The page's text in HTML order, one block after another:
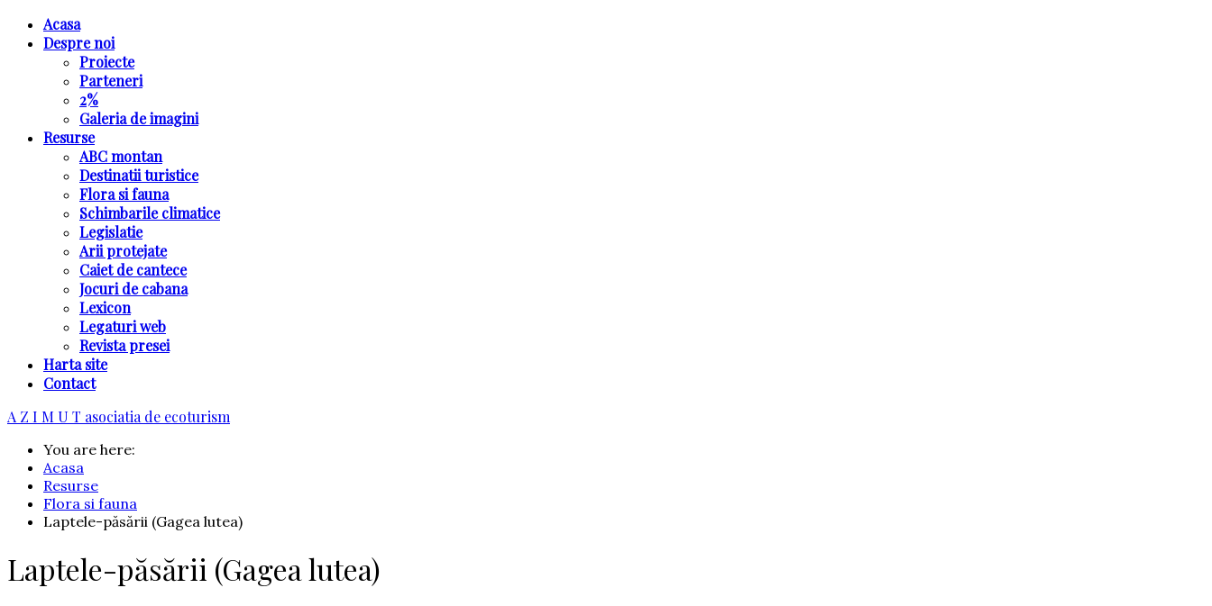
Acasa
Despre noi
Proiecte
Parteneri
2%
Galeria de imagini
Resurse
ABC montan
Destinatii turistice
Flora si fauna
Schimbarile climatice
Legislatie
Arii protejate
Caiet de cantece
Jocuri de cabana
Lexicon
Legaturi web
Revista presei
Harta site
Contact
A Z I M U T asociatia de ecoturism
You are here:
Acasa
Resurse
Flora si fauna
Laptele-păsării (Gagea lutea)
Laptele-păsării (Gagea lutea)